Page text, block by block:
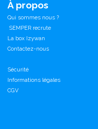
À propos
Qui sommes nous ?
SEMPER recrute
La box Izywan
Contactez-nous
Sécurité
Informations légales
CGV